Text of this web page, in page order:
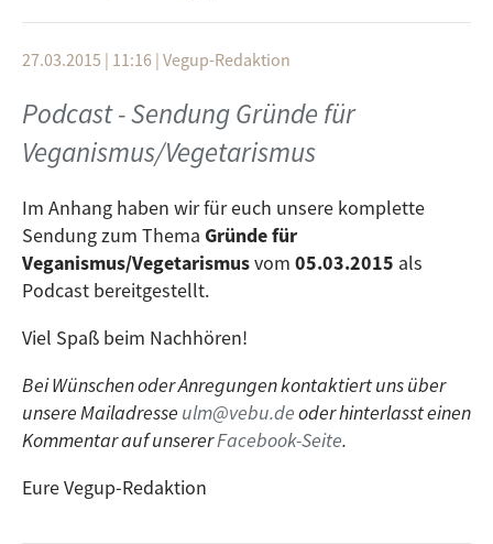
27.03.2015 | 11:16 | Vegup-Redaktion
Podcast - Sendung Gründe für
Veganismus/Vegetarismus
Im Anhang haben wir für euch unsere komplette
Sendung zum Thema Gründe für
Veganismus/Vegetarismusvom 05.03.2015 als
Podcast bereitgestellt.
Viel Spaß beim Nachhören!
Bei Wünschen oder Anregungen kontaktiert uns über
unsere Mailadresse ulm@vebu.deoder hinterlasst einen
Kommentar auf unsererFacebook-Seite.
Eure Vegup-Redaktion